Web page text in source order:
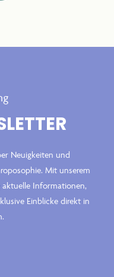
Neuigkeiten und
Mit unserem
aktuelle Informationen,
Einblicke direkt in